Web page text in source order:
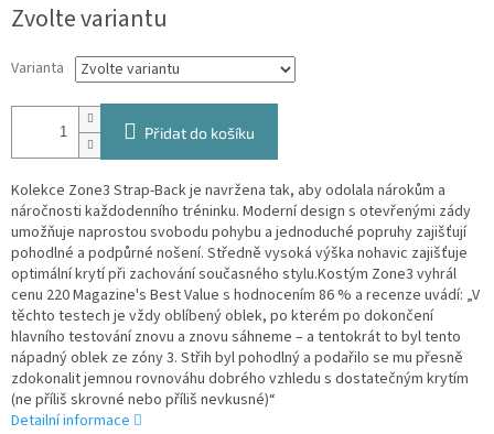
cena:
Zvolte variantu
Varianta
Přidat do košíku
Kolekce Zone3 Strap-Back je navržena tak, aby odolala nárokům a
náročnosti každodenního tréninku. Moderní design s otevřenými zády
umožňuje naprostou svobodu pohybu a jednoduché popruhy zajišťují
pohodlné a podpůrné nošení. Středně vysoká výška nohavic zajišťuje
optimální krytí při zachování současného stylu.Kostým Zone3 vyhrál
cenu 220 Magazine's Best Value s hodnocením 86 % a recenze uvádí: „V
těchto testech je vždy oblíbený oblek, po kterém po dokončení
hlavního testování znovu a znovu sáhneme – a tentokrát to byl tento
nápadný oblek ze zóny 3. Střih byl pohodlný a podařilo se mu přesně
zdokonalit jemnou rovnováhu dobrého vzhledu s dostatečným krytím
(ne příliš skrovné nebo příliš nevkusné)“
Detailní informace